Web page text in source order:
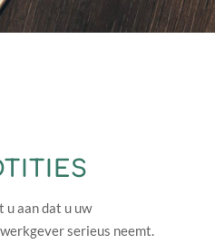
u aan dat u uw
serieus neemt.